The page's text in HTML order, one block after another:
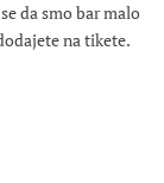
da smo bar malo
na tikete.